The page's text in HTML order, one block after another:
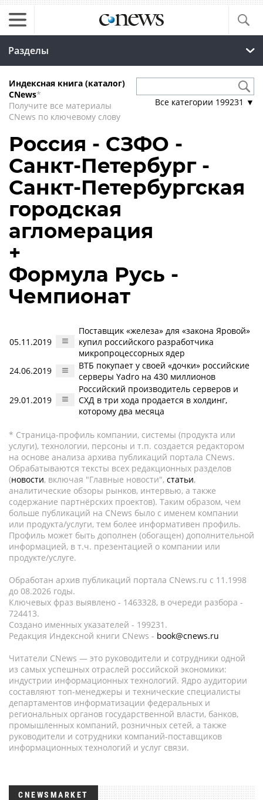
Разделы
Индексная книга (каталог)
CNews*
Получите все материалы
CNews по ключевому слову
Все категории 199231 ▼
Россия - СЗФО -
Санкт-Петербург -
Санкт-Петербургская
городская
агломерация
+
Формула Русь -
Чемпионат
05.11.2019
Поставщик «железа» для «закона Яровой»
купил российского разработчика
микропроцессорных ядер
24.06.2019
ВТБ покупает у своей «дочки» российские
серверы Yadro на 430 миллионов
29.01.2019
Российский производитель серверов и
СХД в три хода продается в холдинг,
которому два месяца
* Страница-профиль компании, системы (продукта или
услуги), технологии, персоны и т.п. создается редактором
на основе анализа архива публикаций портала CNews.
Обрабатываются тексты всех редакционных разделов
(новости, включая "Главные новости", статьи,
аналитические обзоры рынков, интервью, а также
содержание партнёрских проектов). Таким образом, чем
больше публикаций на CNews было с именем компании
или продукта/услуги, тем более информативен профиль.
Профиль может быть дополнен (обогащен) дополнительной
информацией, в т.ч. презентацией о компании или
продукте/услуге.
Обработан архив публикаций портала CNews.ru c 11.1998
до 08.2026 годы.
Ключевых фраз выявлено - 1463328, в очереди разбора -
724413.
Создано именных указателей - 199231.
Редакция Индексной книги CNews - book@cnews.ru
Читатели CNews — это руководители и сотрудники одной
из самых успешных отраслей российской экономики:
индустрии информационных технологий. Ядро аудитории
составляют топ-менеджеры и технические специалисты
департаментов информатизации федеральных и
региональных органов государственной власти, банков,
промышленных компаний, розничных сетей, а также
руководители и сотрудники компаний-поставщиков
информационных технологий и услуг связи.
CNEWSMARKET